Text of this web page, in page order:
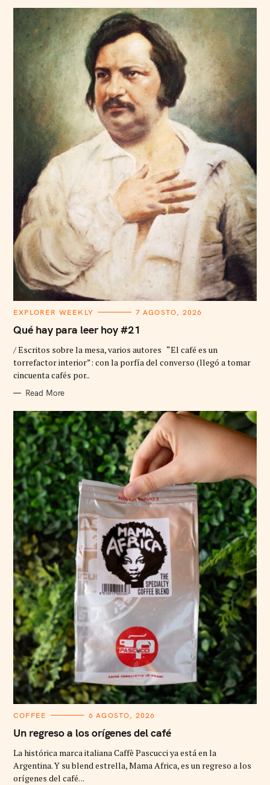
C
T
E
O
R
I
E
EXPLORER WEEKLY 7 AGOSTO, 2026
Qué hay para leer hoy #21
/ Escritos sobre la mesa, varios autores “El café es un
torrefactor interior”: con la porfía del converso (llegó a tomar
cincuenta cafés por..
Read More
C
T
E
O
R
I
E
COFFEE 6 AGOSTO, 2026
Un regreso a los orígenes del café
La histórica marca italiana Caffè Pascucci ya está en la
Argentina. Y su blend estrella, Mama Africa, es un regreso a los
orígenes del café. ..